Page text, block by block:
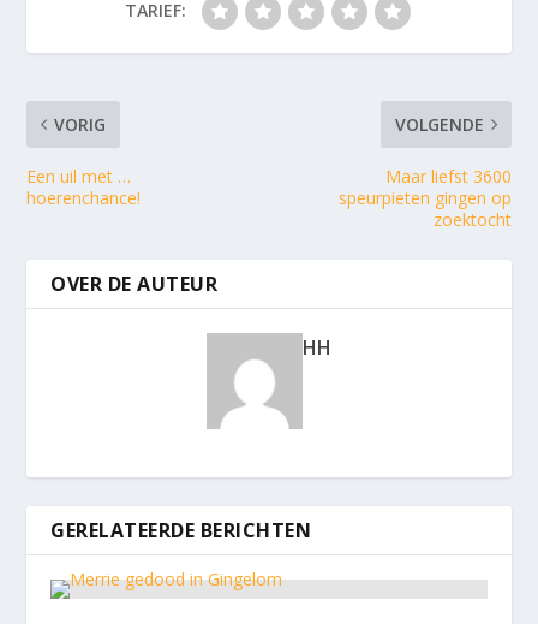
TARIEF:
VORIG
Een uil met …
hoerenchance!
VOLGENDE
Maar liefst 3600
speurpieten gingen op
zoektocht
OVER DE AUTEUR
HH
GERELATEERDE BERICHTEN